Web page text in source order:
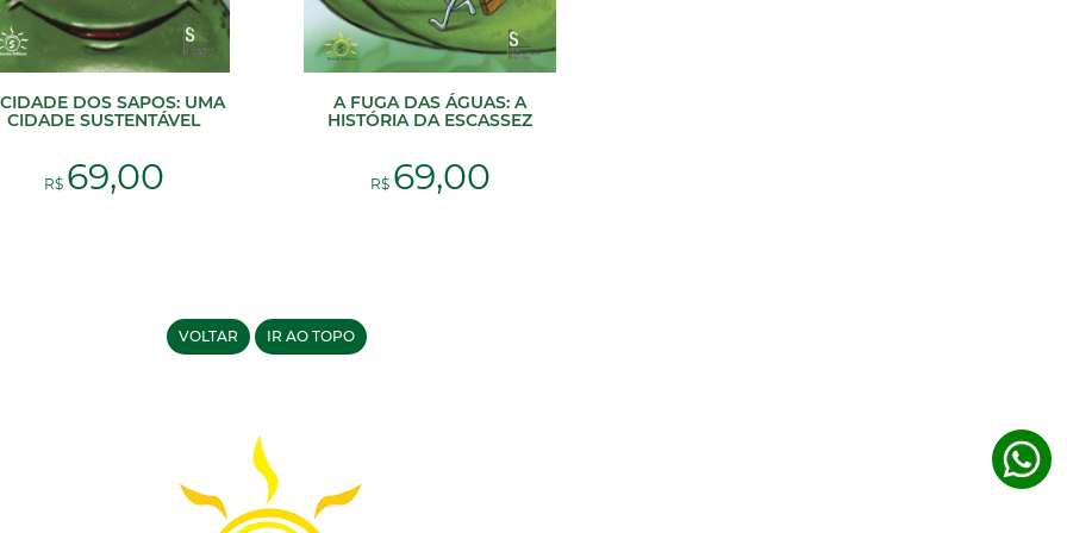
DOS SAPOS: UMA
CIDADE SUSTENTÁVEL
R$ 69,00
A FUGA DAS ÁGUAS: A
HISTÓRIA DA ESCASSEZ
R$ 69,00
VOLTAR IR AO TOPO